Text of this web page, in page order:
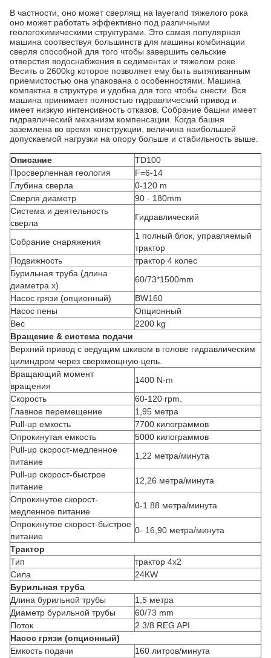
В частности, оно может сверлящ на layerand тяжелого рока
оно может работать эффективно под различными
геологохимическими структурами. Это самая популярная
машина соотвествуя большинств для машины комбинации
сверля способной для того чтобы завершить сельские
отверстия водоснабжения в седиментах и тяжелом роке.
Весить о 2600kg которое позволяет ему быть вытягиванным
приемистостью она упакована с особенностями. Машина
компактна в структуре и удобна для того чтобы снести. Вся
машина принимает полностью гидравлический привод и
имеет низкую интенсивность отказов. Собрание башни имеет
гидравлический механизм компенсации. Когда башня
заземлена во время конструкции, величина наибольшей
допускаемой нагрузки на опору больше и стабильность выше.
Описание
TD100
Просверленная геология
F=6-14
Глубина сверла
0-120 m
Сверля диаметр
90 - 180mm
Система и деятельность
сверла
Гидравлический
Собрание снаряжения
1 полный блок, управляемый
трактор
Подвижность
трактор 4 колес
Бурильная труба (длина
диаметра x)
60/73*1500mm
Насос грязи (опционный)
BW160
Насос пены
Опционный
Вес
2200 kg
Вращение & система подачи
Верхний привод с ведущим шкивом в голове гидравлическим
цилиндром через сверхмощную цепь.
Вращающий момент
вращения
1400 N-m
Скорость
60-120 rpm.
Главное перемещение
1,95 метра
Pull-up емкость
7700 килограммов
Опрокинутая емкость
5000 килограммов
Pull-up скорост-медленное
питание
1,22 метра/минута
Pull-up скорост-быстрое
питание
12,26 метра/минута
Опрокинутое скорост-
медленное питание
0-1.88 метра/минута
Опрокинутое скорост-быстрое
питание
0- 16,90 метра/минута
Трактор
Тип
трактор 4x2
Сила
24KW
Бурильная труба
Длина бурильной трубы
1,5 метра
Диаметр бурильной трубы
60/73 mm
Поток
2 3/8 REG API
Насос грязи (опционный)
Емкость подачи
160 литров/минута